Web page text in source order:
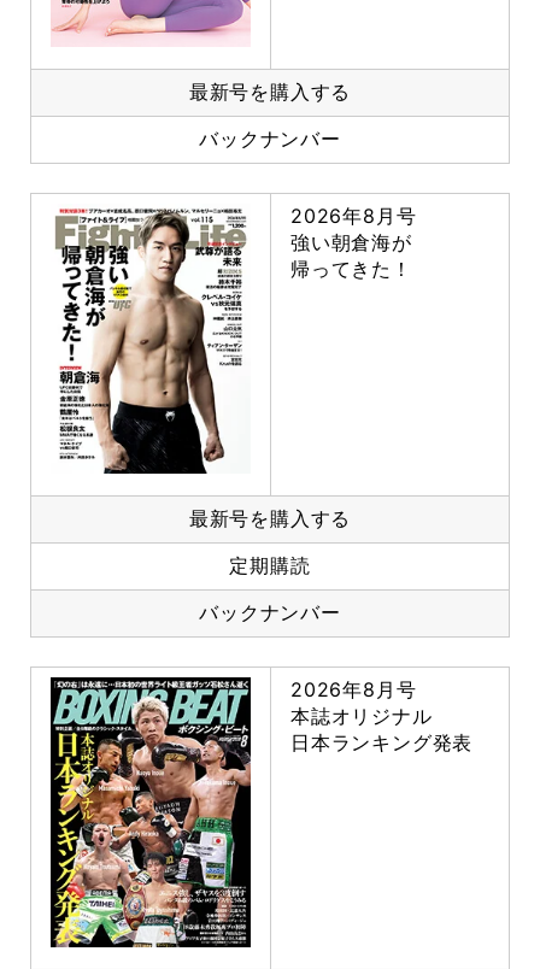
最新号を購入する
バックナンバー
2026年8月号
強い朝倉海が
帰ってきた！
最新号を購入する
定期購読
バックナンバー
2026年8月号
本誌オリジナル
日本ランキング発表